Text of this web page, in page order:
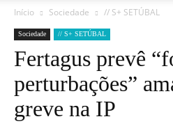
Início Sociedade // S+ SETÚBAL
Sociedade // S+ SETÚBAL
Fertagus prevê
perturbações”
greve na IP